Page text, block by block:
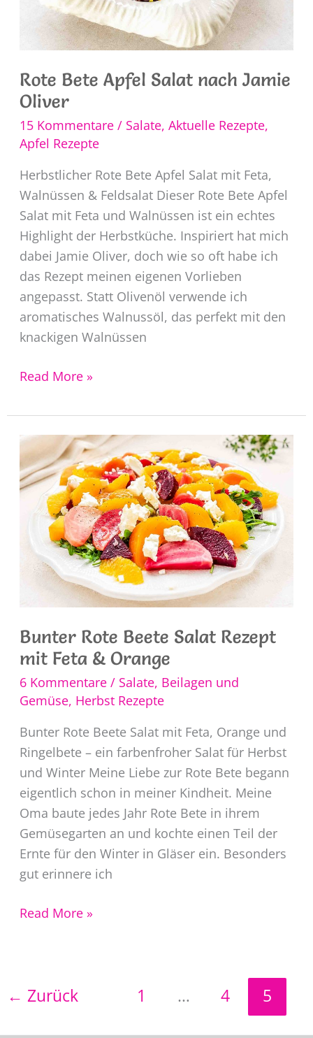
Rote Bete Apfel Salat nach Jamie
Oliver
15 Kommentare / Salate, Aktuelle Rezepte,
Apfel Rezepte
Herbstlicher Rote Bete Apfel Salat mit Feta,
Walnüssen & Feldsalat Dieser Rote Bete Apfel
Salat mit Feta und Walnüssen ist ein echtes
Highlight der Herbstküche. Inspiriert hat mich
dabei Jamie Oliver, doch wie so oft habe ich
das Rezept meinen eigenen Vorlieben
angepasst. Statt Olivenöl verwende ich
aromatisches Walnussöl, das perfekt mit den
knackigen Walnüssen
Rote
Apfel
Salat
nach
Jamie
Oliver
Read More »
Bunter Rote Beete Salat Rezept
mit Feta & Orange
6 Kommentare / Salate, Beilagen und
Gemüse, Herbst Rezepte
Bunter Rote Beete Salat mit Feta, Orange und
Ringelbete – ein farbenfroher Salat für Herbst
und Winter Meine Liebe zur Rote Bete begann
eigentlich schon in meiner Kindheit. Meine
Oma baute jedes Jahr Rote Bete in ihrem
Gemüsegarten an und kochte einen Teil der
Ernte für den Winter in Gläser ein. Besonders
gut erinnere ich
Bunter
Rezept
Feta
Read More »
← Zurück 1 … 4 5